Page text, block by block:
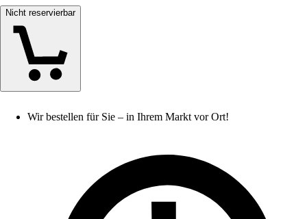
Nicht reservierbar
Wir bestellen für Sie – in Ihrem Markt vor Ort!